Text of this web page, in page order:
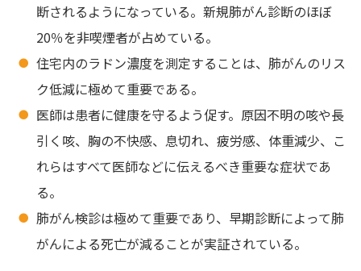
断されるようになっている。新規肺がん診断のほぼ
20％を非喫煙者が占めている。
住宅内のラドン濃度を測定することは、肺がんのリス
ク低減に極めて重要である。
医師は患者に健康を守るよう促す。原因不明の咳や長
引く咳、胸の不快感、息切れ、疲労感、体重減少、こ
れらはすべて医師などに伝えるべき重要な症状であ
る。
肺がん検診は極めて重要であり、早期診断によって肺
がんによる死亡が減ることが実証されている。